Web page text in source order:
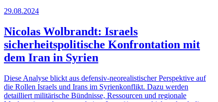
29.08.2024
Nicolas Wolbrandt: Israels
sicherheitspolitische Konfrontation mit
dem Iran in Syrien
Diese Analyse blickt aus defensiv-neorealistischer Perspektive auf
die Rollen Israels und Irans im Syrienkonflikt. Dazu werden
detailliert militärische Bündnisse, Ressourcen und regionale